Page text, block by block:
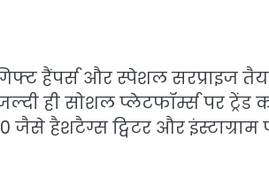
हैंपर्स और स्पेशल सरप्राइज
ही सोशल प्लेटफॉर्म्स पर ट्रेंड
हैशटैग्स ट्विटर और इंस्टाग्राम